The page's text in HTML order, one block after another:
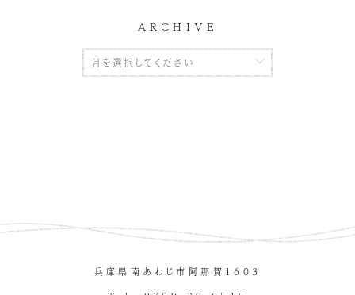
ARCHIVE
兵庫県南あわじ市阿那賀１６０３